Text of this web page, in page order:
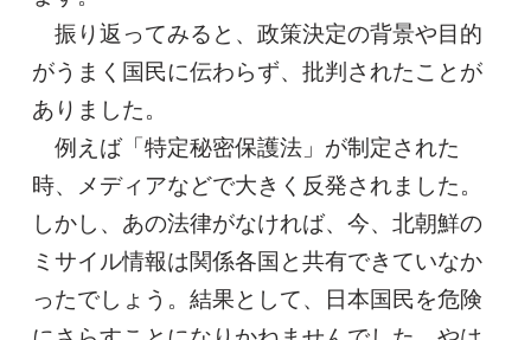
振り返ってみると、政策決定の背景や目的
がうまく国民に伝わらず、批判されたことが
ありました。
例えば「特定秘密保護法」が制定された
時、メディアなどで大きく反発されました。
しかし、あの法律がなければ、今、北朝鮮の
ミサイル情報は関係各国と共有できていなか
ったでしょう。結果として、日本国民を危険